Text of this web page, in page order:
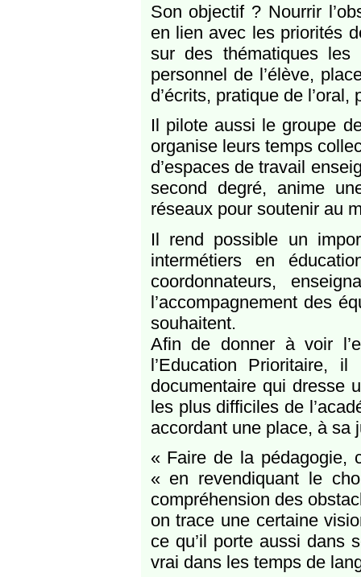
Son objectif ? Nourrir
en lien avec les priorités
sur des thématiques
personnel de l’élève,
d’écrits, pratique de
Il pilote aussi le groupe
organise leurs temps
d’espaces de travail
second degré, anime
réseaux pour soutenir au
Il rend possible un
intermétiers en
coordonnateurs,
l’accompagnement des
souhaitent.
Afin de donner à voir
l’Education Prioritaire,
documentaire qui dresse
les plus difficiles de
accordant une place, à sa
« Faire de la pédagogie,
« en revendiquant le
compréhension des
on trace une certaine
ce qu’il porte aussi dans
vrai dans les temps de